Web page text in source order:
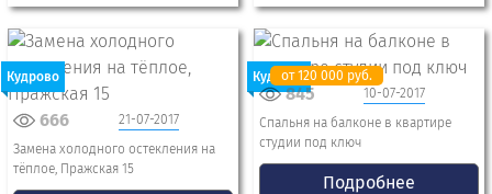
Кудрово
21-07-2017
666
Замена холодного остекления на
тёплое, Пражская 15
Кудровоот 120 000 руб.
10-07-2017
845
Спальня на балконе в квартире
студии под ключ
Подробнее